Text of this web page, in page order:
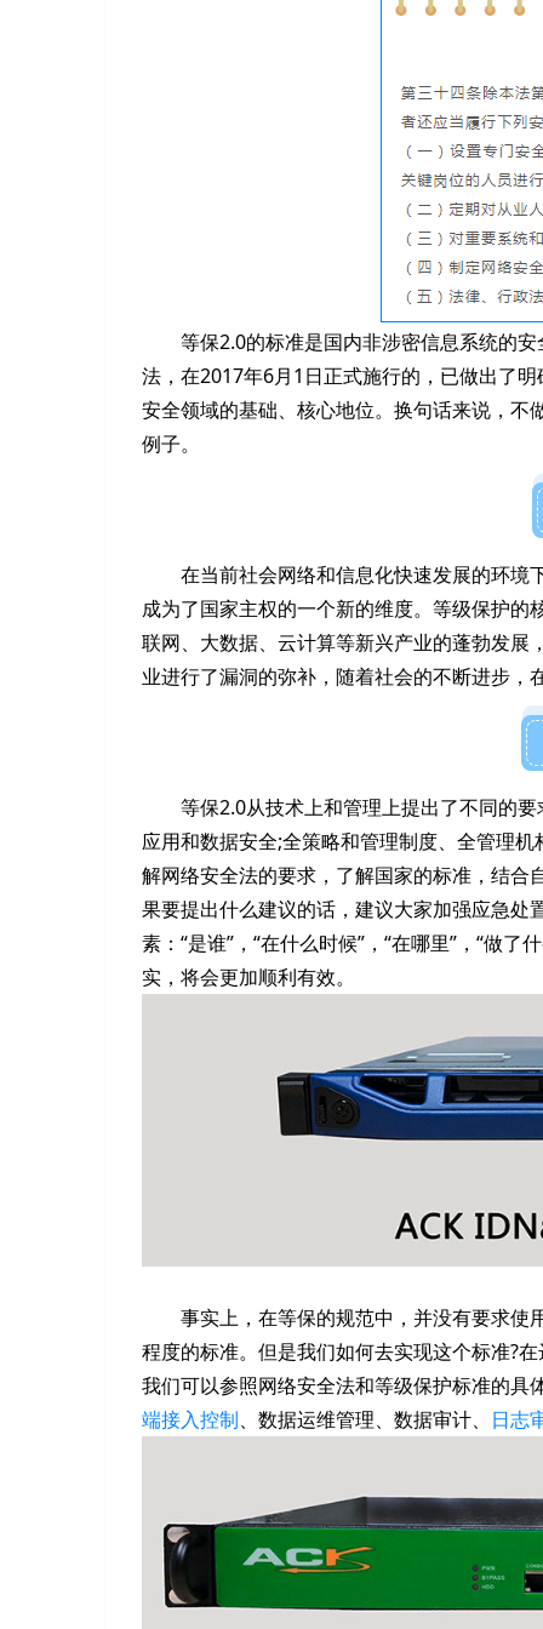
等保2.0的标准是国内非涉密信息系统的
法，在2017年6月1日正式施行的，已做出了
安全领域的基础、核心地位。换句话来说，
例子。
在当前社会网络和信息化快速发展的环境
成为了国家主权的一个新的维度。等级保护
联网、大数据、云计算等新兴产业的蓬勃发
业进行了漏洞的弥补，随着社会的不断进步
等保2.0从技术上和管理上提出了不同的
应用和数据安全;全策略和管理制度、全管理
解网络安全法的要求，了解国家的标准，结
果要提出什么建议的话，建议大家加强应急
素：“是谁”，“在什么时候”，“在哪里”，“做
实，将会更加顺利有效。
事实上，在等保的规范中，并没有要求使
程度的标准。但是我们如何去实现这个标准?
我们可以参照网络安全法和等级保护标准的具
端接入控制、数据运维管理、数据审计、 日志